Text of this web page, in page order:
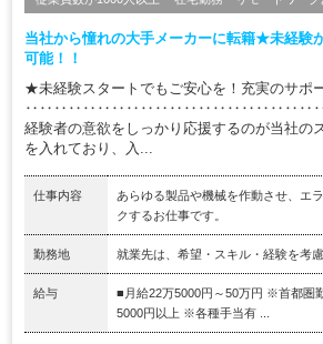
当社から憧れの大手メーカーに転籍★未経験
可能！！
★未経験スタートでもご安心を！充実のサポ
経験者の意欲をしっかり応援するのが当社の
を入れており、入...
仕事内容
あらゆる製品や機械を作動させ、エ
クするお仕事です。
勤務地 就業先は、希望・スキル・経験を考
給与
■月給22万5000円～50万円 ※首都圏
5000円以上 ※各種手当有 ...